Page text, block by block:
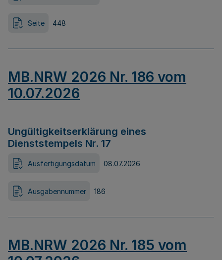
Seite 448
MB.NRW 2026 Nr. 186 vom
10.07.2026
Ungültigkeitserklärung eines
Dienststempels Nr. 17
Ausfertigungsdatum 08.07.2026
Ausgabennummer 186
MB.NRW 2026 Nr. 185 vom